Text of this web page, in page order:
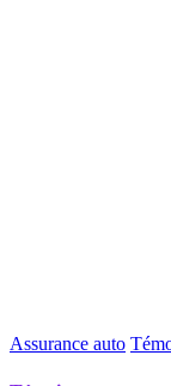
Assurance auto